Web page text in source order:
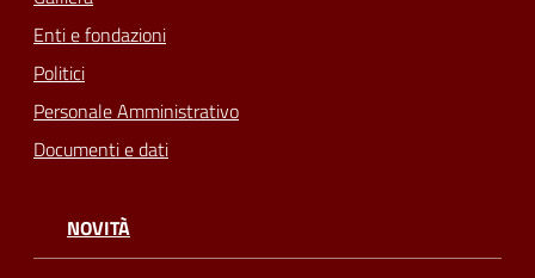
Enti e fondazioni
Politici
Personale Amministrativo
Documenti e dati
NOVITÀ